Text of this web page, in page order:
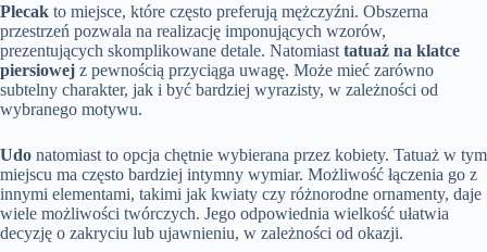
Plecak to miejsce, które często preferują mężczyźni. Obszerna
przestrzeń pozwala na realizację imponujących wzorów,
prezentujących skomplikowane detale. Natomiast tatuaż na klatce
piersiowej z pewnością przyciąga uwagę. Może mieć zarówno
subtelny charakter, jak i być bardziej wyrazisty, w zależności od
wybranego motywu.
Udo natomiast to opcja chętnie wybierana przez kobiety. Tatuaż w tym
miejscu ma często bardziej intymny wymiar. Możliwość łączenia go z
innymi elementami, takimi jak kwiaty czy różnorodne ornamenty, daje
wiele możliwości twórczych. Jego odpowiednia wielkość ułatwia
decyzję o zakryciu lub ujawnieniu, w zależności od okazji.